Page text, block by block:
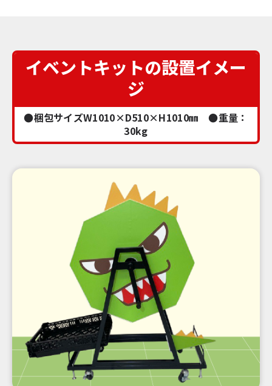
イベントキットの設置イメー
ジ
●梱包サイズW1010×D510×H1010㎜ ●重量：
30kg